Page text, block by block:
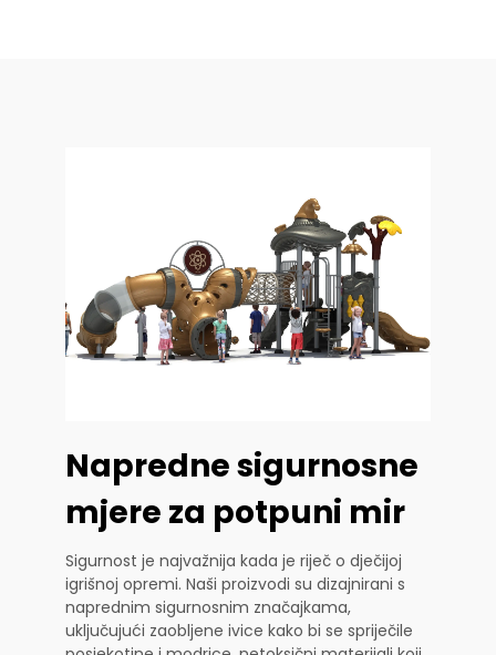
Napredne sigurnosne
mjere za potpuni mir
Sigurnost je najvažnija kada je riječ o dječijoj
igrišnoj opremi. Naši proizvodi su dizajnirani s
naprednim sigurnosnim značajkama,
uključujući zaobljene ivice kako bi se spriječile